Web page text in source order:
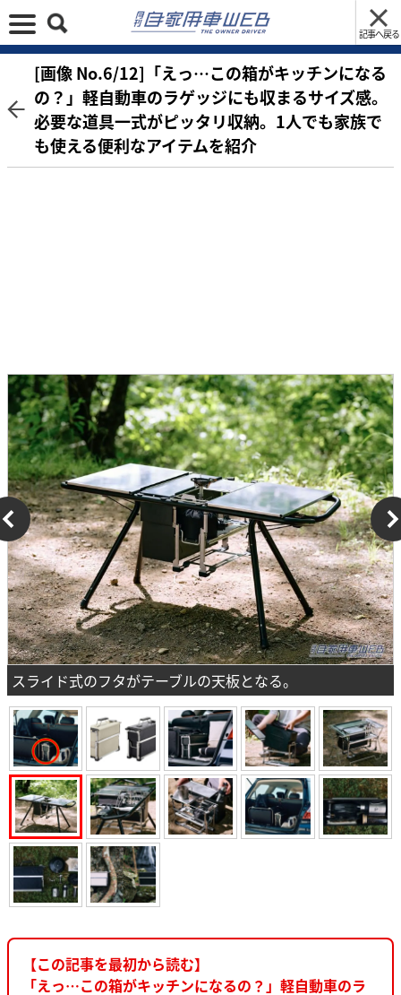
記事へ戻る
[画像 No.6/12]「えっ…この箱がキッチンになる
の？」軽自動車のラゲッジにも収まるサイズ感。
必要な道具一式がピッタリ収納。1人でも家族で
も使える便利なアイテムを紹介
スライド式のフタがテーブルの天板となる。
【この記事を最初から読む】
「えっ…この箱がキッチンになるの？」軽自動車のラ